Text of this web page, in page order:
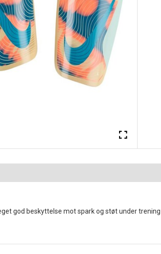
god beskyttelse mot spark og støt under trening